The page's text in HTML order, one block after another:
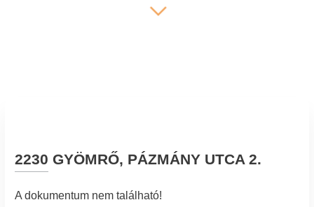
2230 GYÖMRŐ, PÁZMÁNY UTCA 2.
A dokumentum nem található!